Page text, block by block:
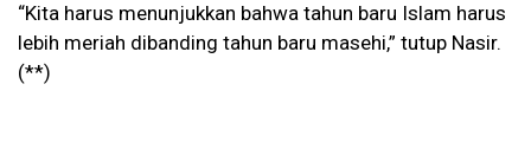
“Kita harus menunjukkan bahwa tahun baru Islam harus
lebih meriah dibanding tahun baru masehi,” tutup Nasir.
(**)